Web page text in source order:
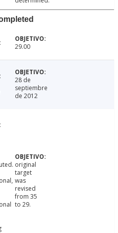
29.00
28 de
septiembre
de 2012
original
target
was
revised
from 35
to 29.